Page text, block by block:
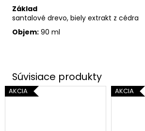
Základ
santalové drevo, biely extrakt z cédra
Objem: 90 ml
AKCIA AKCIA